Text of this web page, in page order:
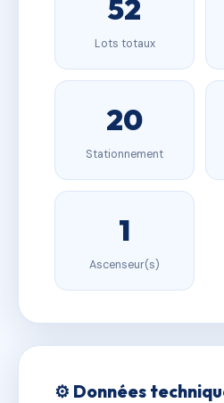
52
Lots totaux
20
Stationnement
1
Ascenseur(s)
⚙️ Données